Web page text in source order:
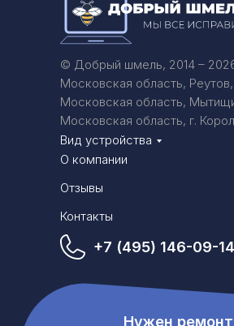
Вид устройства
О компании
Отзывы
Контакты
+7 (495) 146-09-14
Нужен
© Добрый шмель, 2014 –
Московская область,
Московская область,
Московская область, г.